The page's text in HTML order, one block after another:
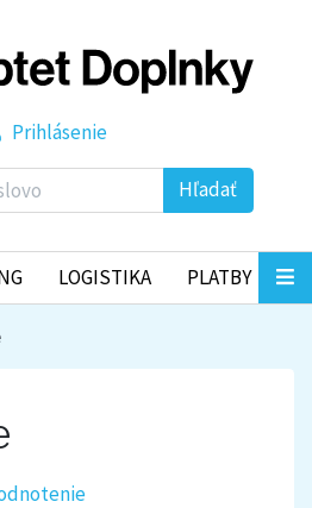
Hľadať
Prihlásenie
LOGISTIKA PLATBY